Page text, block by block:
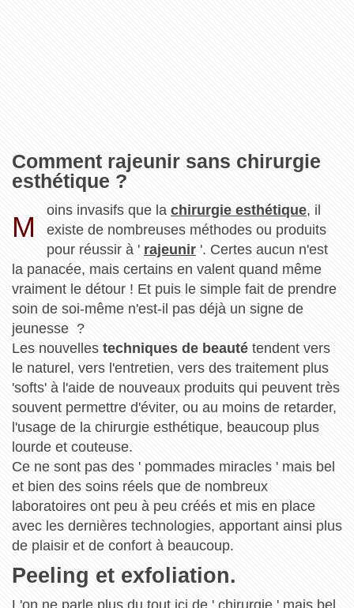
Comment rajeunir sans chirurgie
esthétique ?
M
oins invasifs que lachirurgie esthétique, il
existe de nombreuses méthodes ou produits
pour réussir à ' rajeunir '. Certes aucun n'est
la panacée, mais certains en valent quand même
vraiment le détour ! Et puis le simple fait de prendre
soin de soi-même n'est-il pas déjà un signe de
jeunesse ?
Les nouvelles techniques de beautétendent vers
le naturel, vers l'entretien, vers des traitement plus
'softs' à l'aide de nouveaux produits qui peuvent très
souvent permettre d'éviter, ou au moins de retarder,
l'usage de la chirurgie esthétique, beaucoup plus
lourde et couteuse.
Ce ne sont pas des ' pommades miracles ' mais bel
et bien des soins réels que de nombreux
laboratoires ont peu à peu créés et mis en place
avec les dernières technologies, apportant ainsi plus
de plaisir et de confort à beaucoup.
Peeling et exfoliation.
L'on ne parle plus du tout ici de ' chirurgie ' mais bel